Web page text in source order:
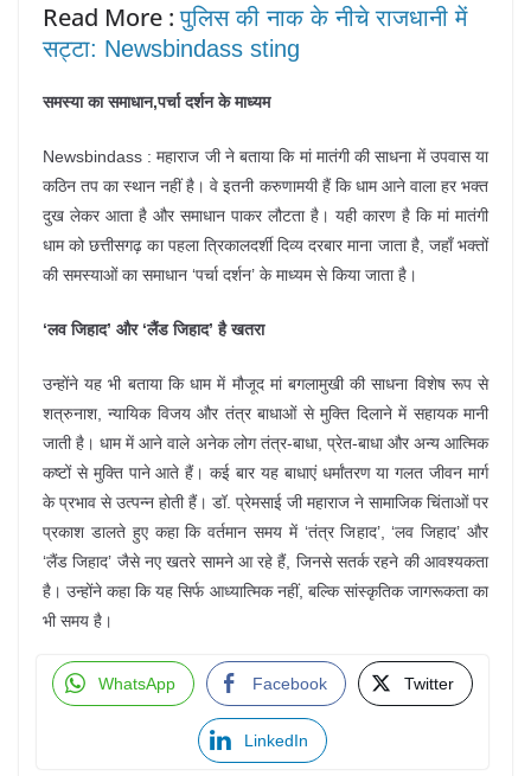
Read More :पुलिस की नाक के नीचे राजधानी में
सट्टा: Newsbindass sting
समस्या का समाधान,पर्चा दर्शन के माध्यम
Newsbindass : महाराज जी ने बताया कि मां मातंगी की साधना में उपवास या
कठिन तप का स्थान नहीं है। वे इतनी करुणामयी हैं कि धाम आने वाला हर भक्त
दुख लेकर आता है और समाधान पाकर लौटता है। यही कारण है कि मां मातंगी
धाम को छत्तीसगढ़ का पहला त्रिकालदर्शी दिव्य दरबार माना जाता है, जहाँ भक्तों
की समस्याओं का समाधान ‘पर्चा दर्शन’ के माध्यम से किया जाता है।
‘लव जिहाद’ और ‘लैंड जिहाद’ है खतरा
उन्होंने यह भी बताया कि धाम में मौजूद मां बगलामुखी की साधना विशेष रूप से
शत्रुनाश, न्यायिक विजय और तंत्र बाधाओं से मुक्ति दिलाने में सहायक मानी
जाती है। धाम में आने वाले अनेक लोग तंत्र-बाधा, प्रेत-बाधा और अन्य आत्मिक
कष्टों से मुक्ति पाने आते हैं। कई बार यह बाधाएं धर्मांतरण या गलत जीवन मार्ग
के प्रभाव से उत्पन्न होती हैं। डॉ. प्रेमसाई जी महाराज ने सामाजिक चिंताओं पर
प्रकाश डालते हुए कहा कि वर्तमान समय में ‘तंत्र जिहाद’, ‘लव जिहाद’ और
‘लैंड जिहाद’ जैसे नए खतरे सामने आ रहे हैं, जिनसे सतर्क रहने की आवश्यकता
है। उन्होंने कहा कि यह सिर्फ आध्यात्मिक नहीं, बल्कि सांस्कृतिक जागरूकता का
भी समय है।
WhatsApp Facebook Twitter
LinkedIn